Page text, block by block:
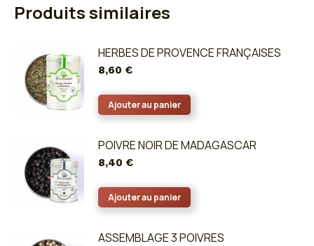
Produits similaires
HERBES DE PROVENCE FRANÇAISES
8,60 €
Ajouter au panier
POIVRE NOIR DE MADAGASCAR
8,40 €
Ajouter au panier
ASSEMBLAGE 3 POIVRES